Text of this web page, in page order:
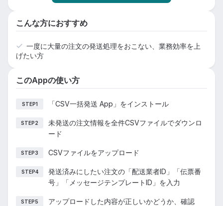
こんな方におすすめ
一度に大量の注文の発送処理をおこない、業務効率を上
げたい方
このAppの使い方
STEP1 「CSV一括発送 App」をインストール
STEP2
未発送の注文情報を全件CSVファイルでダウンロ
ード
STEP3 CSVファイルをアップロード
STEP4
発送済みにしたい注文の「配送業者ID」「伝票番
号」「メッセージテンプレートID」を入力
STEP5 アップロードした内容が正しいかどうか、確認